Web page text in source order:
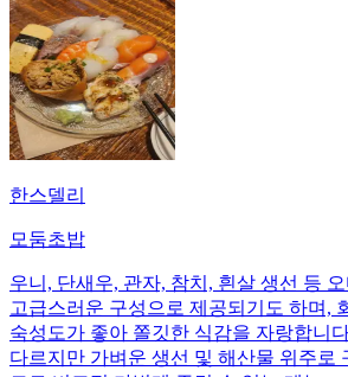
한스델리
모둠초밥
우니, 단새우, 관자, 참치, 흰살 생선 등
고급스러운 구성으로 제공되기도 하며,
숙성도가 좋아 쫄깃한 식감을 자랑합니
다르지만 가벼운 생선 및 해산물 위주로